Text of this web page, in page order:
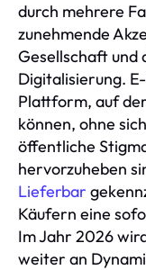
durch mehrere
zunehmende
Gesellschaft
Digitalisierung.
Plattform, auf
können, ohne
öffentliche
hervorzuheben
Lieferbar
Käufern eine
Im Jahr 2026
weiter an